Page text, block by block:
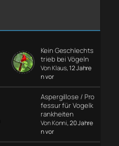
Kein Geschlechts
trieb bei Vögeln
Von Klaus, 12 Jahre
n vor
Aspergillose / Pro
fessur für Vogelk
rankheiten
Von Konni, 20 Jahre
n vor